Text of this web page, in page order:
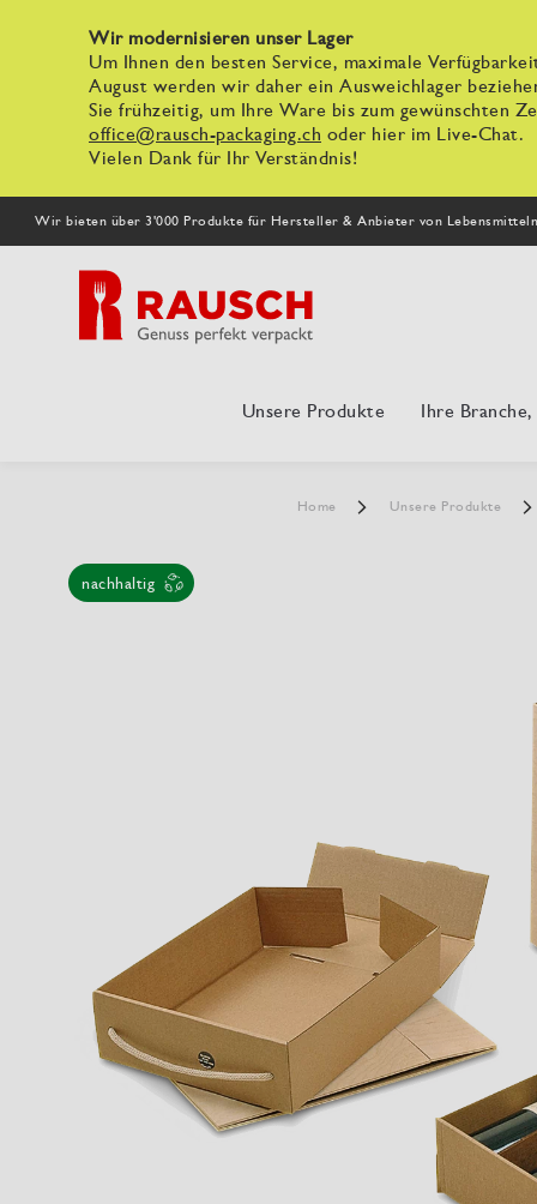
Wir modernisieren unser Lager
Um Ihnen den besten Service, maximale
August werden wir daher ein Ausweichlager
Sie frühzeitig, um Ihre Ware bis zum gewünschten
office@rausch-packaging.ch oder hier im Live-Chat.
Vielen Dank für Ihr Verständnis!
Wir bieten über 3'000 Produkte für Hersteller & Anbieter von Lebensmitteln
Unsere Produkte Ihre
Home Unsere Produkte
nachhaltig